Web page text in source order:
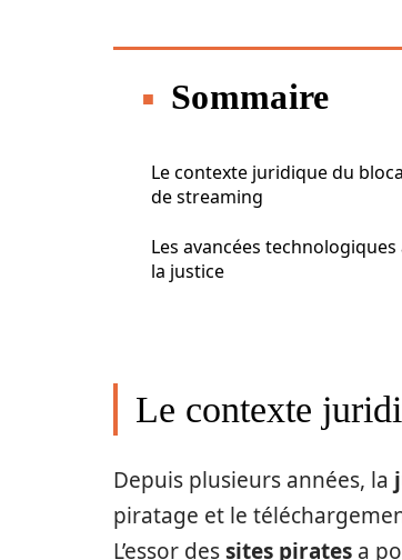
Sommaire
Le contexte juridique du
de streaming
Les avancées
la justice
Le contexte
Depuis plusieurs années, la
piratage et le
L’essor dessites pirates a